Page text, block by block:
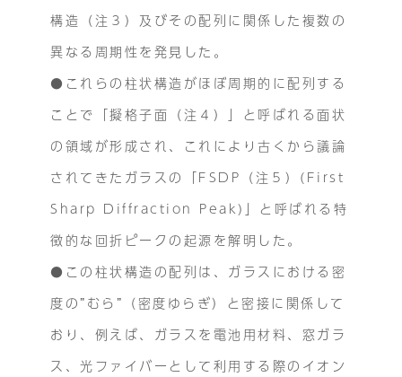
構造（注３）及びその配列に関係した複数の
異なる周期性を発見した。
●これらの柱状構造がほぼ周期的に配列する
ことで「擬格子面（注４）」と呼ばれる面状
の領域が形成され、これにより古くから議論
されてきたガラスの「FSDP（注５）(First
Sharp Diffraction Peak)」と呼ばれる特
徴的な回折ピークの起源を解明した。
●この柱状構造の配列は、ガラスにおける密
度の”むら”（密度ゆらぎ）と密接に関係して
おり、例えば、ガラスを電池用材料、窓ガラ
ス、光ファイバーとして利用する際のイオン